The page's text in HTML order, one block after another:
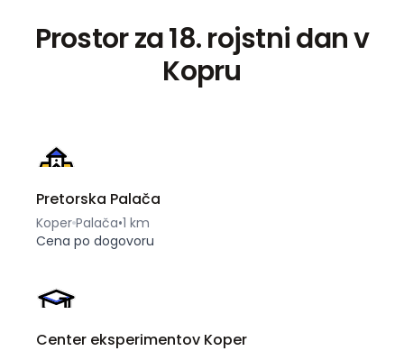
Prostor za 18. rojstni dan v
Kopru
Pretorska Palača
Koper Palača•1 km
Cena po dogovoru
Center eksperimentov Koper